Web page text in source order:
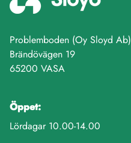
Problemboden (Oy Sloyd Ab)
Brändövägen 19
65200 VASA
Öppet:
Lördagar 10.00-14.00